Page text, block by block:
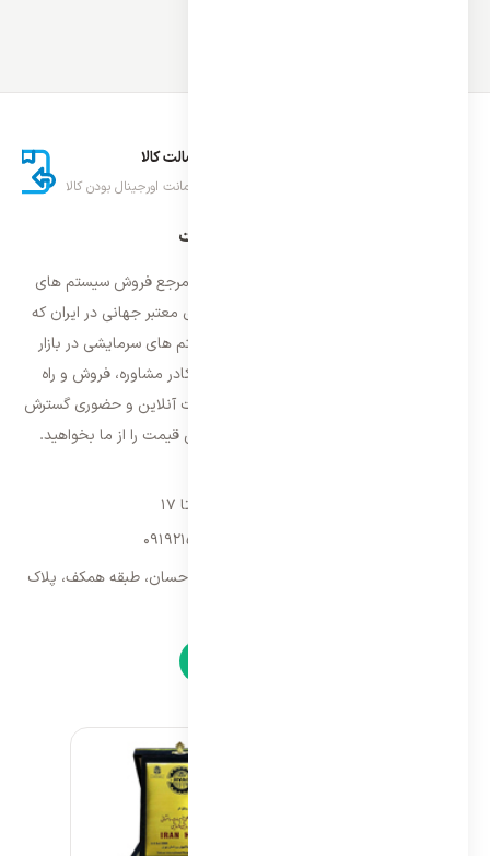
اصالت کالا
ضمانت اورجینال بودن کالا
درباره ایران اسپلیت
فروشگاه ایران اسپلیت اولین و معتمد ترین مرجع فروش سیستم های
تهویه مطبوع و سرمایشی وارداتی با برند های معتبر جهانی در ایران که
فعالیت خود را از سال ۱۳۸۷ با فروش سیستم های سرمایشی در بازار
تهران شروع و از سال ۱۳۹۵ با بهره گیری از کادر مشاوره، فروش و راه
اندازی، فعالیت خود را در سراسر کشور به صورت آنلاین و حضوری گسترش
داده است. با کیفیت ترین خدمات و بهترین قیمت را از ما بخواهید.
09192157173
تهران، سه راه امین حضور، مجتمع تجاری احسان، طبقه همکف، پلاک